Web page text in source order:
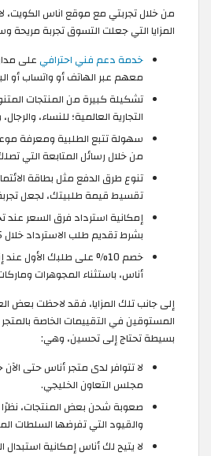
من خلال تجربتي مع موقع اناس
المزايا التي جعلت التسوق تجربة مريحة
خدمة دعم فني احترافي على
معهم عبر الهاتف أو واتساب أو
تشكيلة كبيرة من المنتجات
التجارية العالمية؛ للنساء،
سهولة تتبع الطلبية ومعرفة
من خلال رسائل المتابعة التي
تنوع طرق الدفع مثل بطاقة
تقسيط قيمة طلبيتك، لجعل
إمكانية استرداد فرق السعر عند
بشرط تقديم طلب الاسترداد خلال 5 أيام من الشراء.
خصم 10% على طلبك الأول
أناس، باستثناء المجوهرات
إلى جانب تلك المزايا، فقد لاحظت بعض
المستوقين في التقييمات الخاصة
بسيطة تحتاج إلى تحسين، وهي:
لا تتوافر لدى متجر أناس حتى
مجلس التعاون الخليجي.
صعوبة شحن بعض المنتجات، نظرًا
والقيود التي تفرضها السلطات
لا يتيح لك أناس إمكانية استبدال